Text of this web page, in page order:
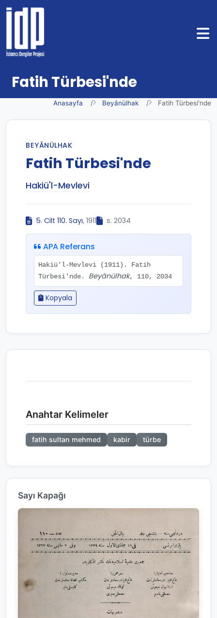
Fatih Türbesi'nde
Anasayfa Beyânülhak Fatih Türbesi'nde
BEYÂNÜLHAK
Fatih Türbesi'nde
Hakiü'l-Mevlevi
5. Cilt 110. Sayı, 1911 s. 2034
APA Referans
Hakiü'l-Mevlevi (1911). Fatih
Türbesi'nde. Beyânülhak, 110, 2034
Kopyala
Anahtar Kelimeler
fatih sultan mehmed kabir türbe
Sayı Kapağı